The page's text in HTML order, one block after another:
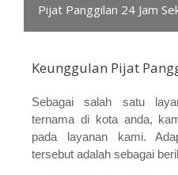
Pijat Panggilan 24 Jam
Pijat Panggilan Jogja / Jasa
Nightlife Kaskus 2020 /
Pijat Panggilan Jogja /
Panggilan Jogja 2021 / Pijat
Pijat Panggilan Jogja Bantul
Pijat Panggilan Jogja
Panggilan Jogja Facebook /
Keunggulan Pijat
Sebagai salah satu
ternama di kota anda,
pada layanan kami.
tersebut adalah sebagai